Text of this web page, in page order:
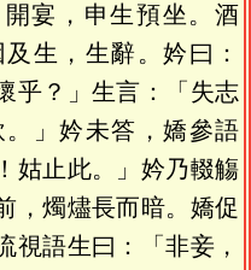
宴，申生預坐。酒
生，生辭。妗曰：
乎？」生言：「失志
」妗未答，嬌參語
姑止此。」妗乃輟觴
，燭燼長而暗。嬌促
視語生曰：「非妾，